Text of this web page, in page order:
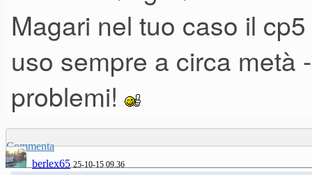
Paolo
Magari nel tuo caso il
uso sempre a circa metà
problemi!
Commenta
berlex65 25-10-15 09.36